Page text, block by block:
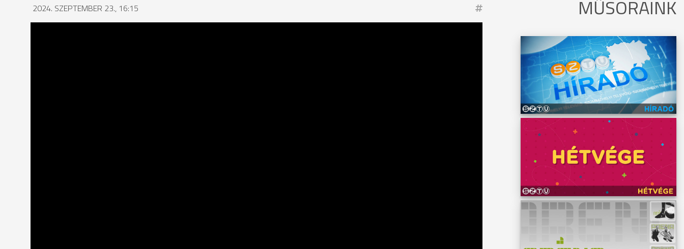
2024. SZEPTEMBER 23., 16:15 MŰSORAINK